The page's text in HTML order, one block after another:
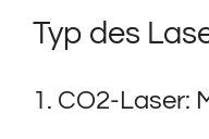
Typ des
1. CO2-Laser: